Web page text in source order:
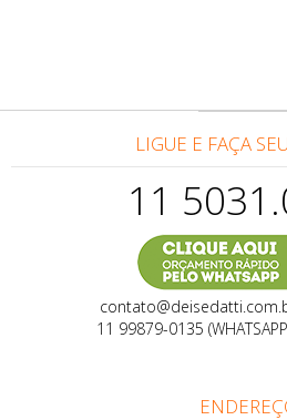
LIGUE E FAÇA
11
11 99879-0135